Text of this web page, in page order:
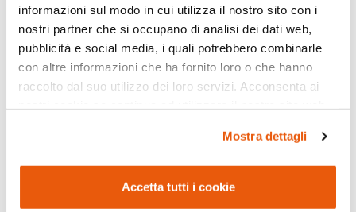
informazioni sul modo in cui utilizza il nostro sito con i
nostri partner che si occupano di analisi dei dati web,
pubblicità e social media, i quali potrebbero combinarle
con altre informazioni che ha fornito loro o che hanno
raccolto dal suo utilizzo dei loro servizi. Acconsenta ai
Mostra dettagli
Accetta tutti i cookie